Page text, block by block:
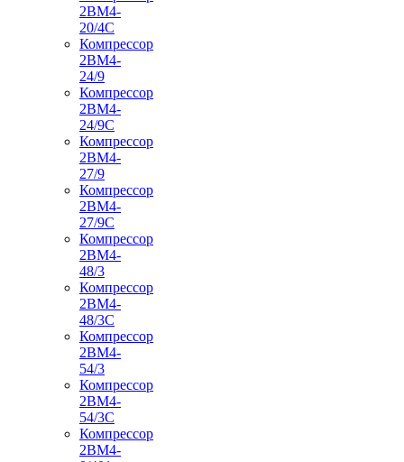
2ВМ4-
20/4С
Компрессор
2ВМ4-
24/9
Компрессор
2ВМ4-
24/9С
Компрессор
2ВМ4-
27/9
Компрессор
2ВМ4-
27/9С
Компрессор
2ВМ4-
48/3
Компрессор
2ВМ4-
48/3С
Компрессор
2ВМ4-
54/3
Компрессор
2ВМ4-
54/3С
Компрессор
2ВМ4-